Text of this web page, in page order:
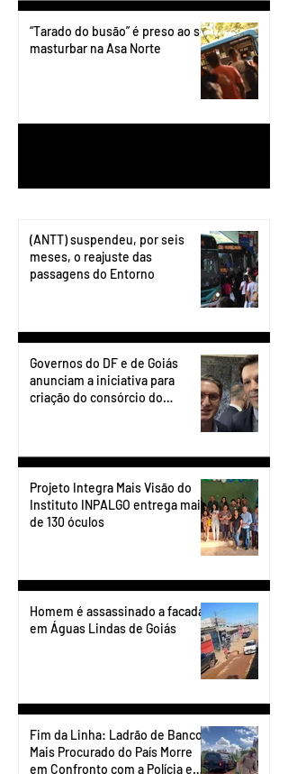
“Tarado do busão” é preso ao se
masturbar na Asa Norte
(ANTT) suspendeu, por seis
meses, o reajuste das
passagens do Entorno
Governos do DF e de Goiás
anunciam a iniciativa para
criação do consórcio do
Projeto Integra Mais Visão do
Instituto INPALGO entrega mais
de 130 óculos
Homem é assassinado a facadas
em Águas Lindas de Goiás
Fim da Linha: Ladrão de Banco
Mais Procurado do País Morre
em Confronto com a Polícia em